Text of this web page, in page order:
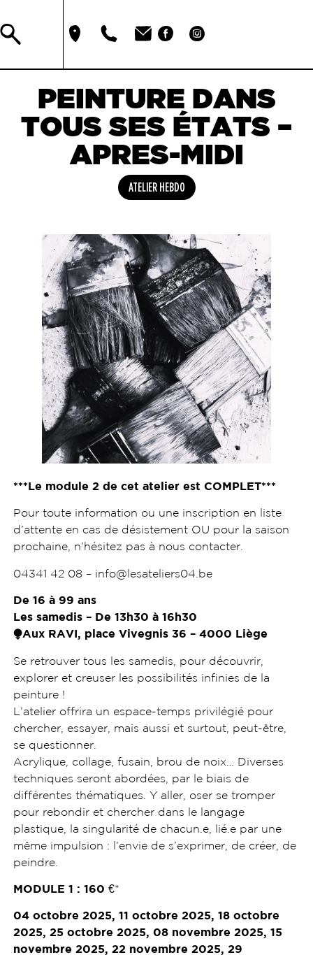
PEINTURE DANS
TOUS SES ÉTATS –
APRES-MIDI
ATELIER HEBDO
***Le module 2 de cet atelier est COMPLET***
Pour toute information ou une inscription en liste
d’attente en cas de désistement OU pour la saison
prochaine, n’hésitez pas à nous contacter.
04341 42 08 – info@lesateliers04.be
De 16 à 99 ans
Les samedis – De 13h30 à 16h30
⧭Aux RAVI, place Vivegnis 36 – 4000 Liège
Se retrouver tous les samedis, pour découvrir,
explorer et creuser les possibilités infinies de la
peinture !
L’atelier offrira un espace-temps privilégié pour
chercher, essayer, mais aussi et surtout, peut-être,
se questionner.
Acrylique, collage, fusain, brou de noix… Diverses
techniques seront abordées, par le biais de
différentes thématiques. Y aller, oser se tromper
pour rebondir et chercher dans le langage
plastique, la singularité de chacun.e, lié.e par une
même impulsion : l’envie de s’exprimer, de créer, de
peindre.
MODULE 1 : 160 €*
04 octobre 2025, 11 octobre 2025, 18 octobre
2025, 25 octobre 2025, 08 novembre 2025, 15
novembre 2025, 22 novembre 2025, 29